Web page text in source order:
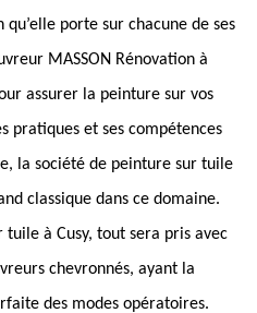
porte sur chacune de ses
MASSON Rénovation à
assurer la peinture sur vos
pratiques et ses compétences
la société de peinture sur tuile
classique dans ce domaine.
à Cusy, tout sera pris avec
chevronnés, ayant la
des modes opératoires.